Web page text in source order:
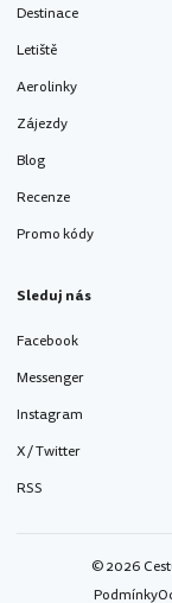
Destinace
Letiště
Aerolinky
Zájezdy
Blog
Recenze
Promo kódy
Sleduj nás
Facebook
Messenger
Instagram
X / Twitter
RSS
© 2026
Podmínky